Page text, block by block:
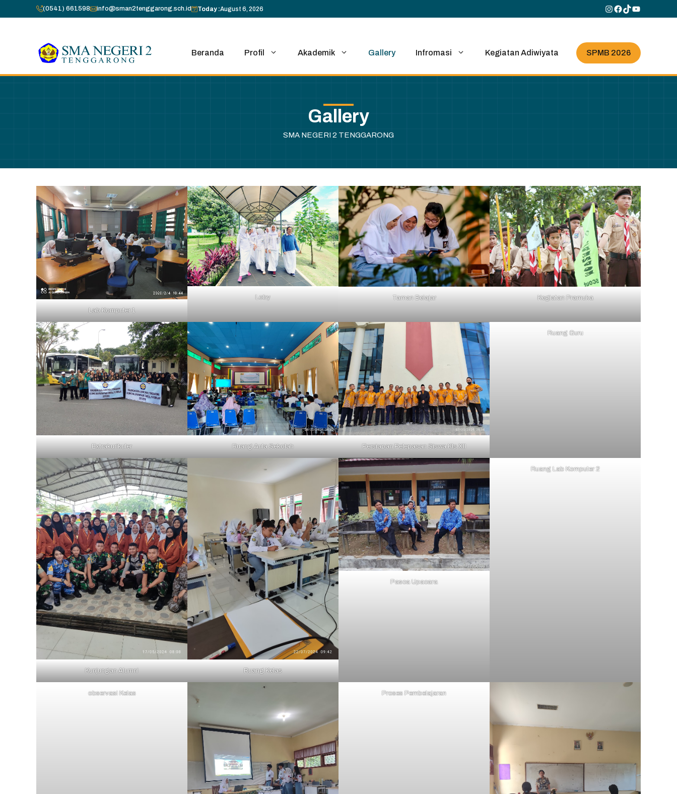
to
(0541) 661598 info@sman2tenggarong.sch.id Today :August 6, 2026 Instagram
Facebook
TikTok
YouTube
Beranda Profil Akademik Gallery Infromasi Kegiatan Adiwiyata SPMB 2026
Gallery
SMA NEGERI 2 TENGGARONG
Lab Komputer 1
Loby Taman Belajar Kegiatan Pramuka
Extrakurikuler Ruang Aula Sekolah Persiapan Pelepasan Siswa Kls XII
Ruang Guru
Kunjungan Alumni Ruang Kelas
Pasca Upacara
Ruang Lab Komputer 2
observasi Kelas Proses Pembelajaran